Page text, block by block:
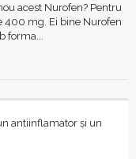
acest Nurofen? Pentru
400 mg. Ei bine Nurofen
forma...
antiinflamator și un